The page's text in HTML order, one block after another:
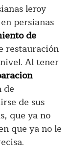
leroy
persianas
de
restauración
Al tener
de
de sus
que ya no
que ya no le